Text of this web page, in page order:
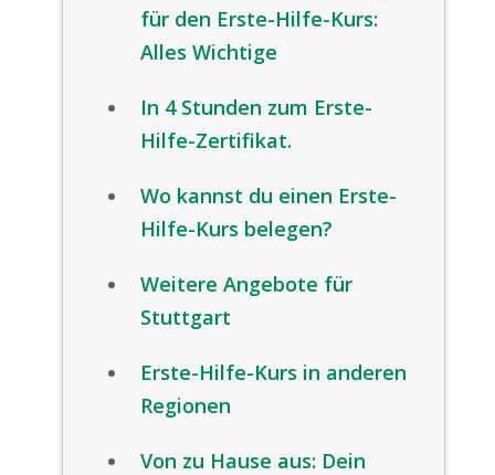
für den Erste-Hilfe-Kurs:
Alles Wichtige
In 4 Stunden zum Erste-
Hilfe-Zertifikat.
Wo kannst du einen Erste-
Hilfe-Kurs belegen?
Weitere Angebote für
Stuttgart
Erste-Hilfe-Kurs in anderen
Regionen
Von zu Hause aus: Dein